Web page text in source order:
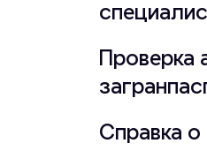
Проверка
Справка